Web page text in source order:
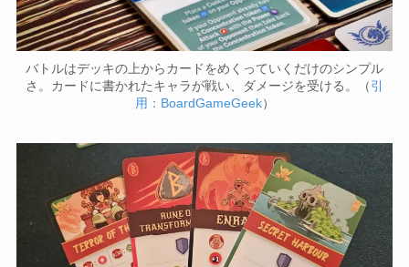
バトルはデッキの上からカードをめくっていくだけのシンプル
さ。カードに書かれたキャラが戦い、ダメージを受ける。（ 引
用：BoardGameGeek）